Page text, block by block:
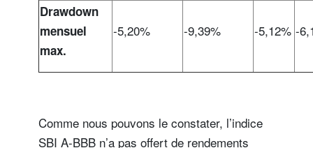
Drawdown
mensuel
max.
-5,20% -9,39% -5,12% -
Comme nous pouvons le constater, l’indice
SBI A-BBB n’a pas offert de rendements